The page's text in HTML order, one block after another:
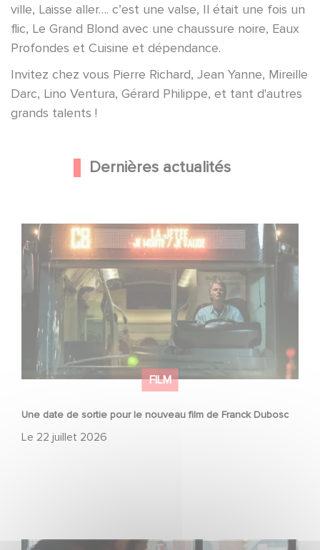
ville, Laisse aller…. c’est une valse, Il était une fois un
flic, Le Grand Blond avec une chaussure noire, Eaux
Profondes et Cuisine et dépendance.
Invitez chez vous Pierre Richard, Jean Yanne, Mireille
Darc, Lino Ventura, Gérard Philippe, et tant d'autres
grands talents !
Dernières actualités
FILM
Une date de sortie pour le nouveau film de Franck Dubosc
Le 22 juillet 2026
Une date de sortie pour le nouveau film de Franck
Dubosc